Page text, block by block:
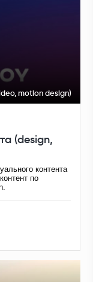
motion design)
(design,
контента
по